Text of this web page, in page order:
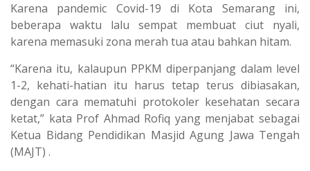
Karena pandemic Covid-19 di Kota Semarang ini,
beberapa waktu lalu sempat membuat ciut nyali,
karena memasuki zona merah tua atau bahkan hitam.
“Karena itu, kalaupun PPKM diperpanjang dalam level
1-2, kehati-hatian itu harus tetap terus dibiasakan,
dengan cara mematuhi protokoler kesehatan secara
ketat,” kata Prof Ahmad Rofiq yang menjabat sebagai
Ketua Bidang Pendidikan Masjid Agung Jawa Tengah
(MAJT) .